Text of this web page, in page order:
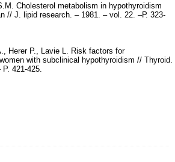
Cholesterol metabolism in hypothyroidism
// J. lipid research. – 1981. – vol. 22. –Р. 323-
Herer P., Lavie L. Risk factors for
with subclinical hypothyroidism // Thyroid.
421-425.